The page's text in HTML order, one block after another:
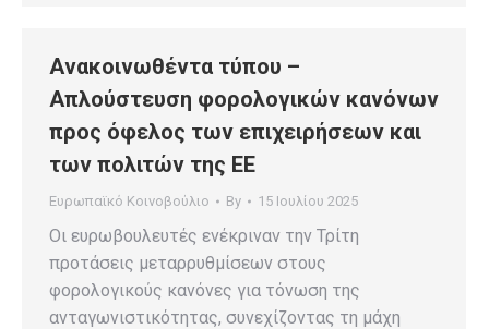
Ανακοινωθέντα τύπου –
Απλούστευση φορολογικών κανόνων
προς όφελος των επιχειρήσεων και
των πολιτών της ΕΕ
Ευρωπαϊκό Κοινοβούλιο By 15 Ιουλίου 2025
Οι ευρωβουλευτές ενέκριναν την Τρίτη
προτάσεις μεταρρυθμίσεων στους
φορολογικούς κανόνες για τόνωση της
ανταγωνιστικότητας, συνεχίζοντας τη μάχη